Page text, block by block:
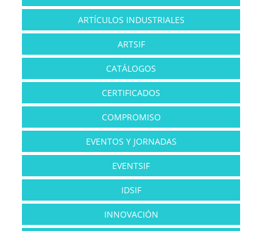
ARTÍCULOS INDUSTRIALES
ARTSIF
CATÁLOGOS
CERTIFICADOS
COMPROMISO
EVENTOS Y JORNADAS
EVENTSIF
IDSIF
INNOVACIÓN